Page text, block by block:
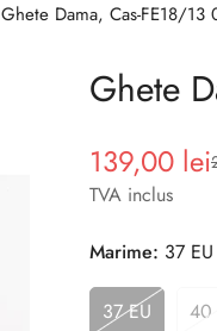
Ghete Dama, Cas-FE18/13
Ghete
Pret
redus
139,00 lei
Pret
TVA inclus
Marime: 37 EU
37 EU 40